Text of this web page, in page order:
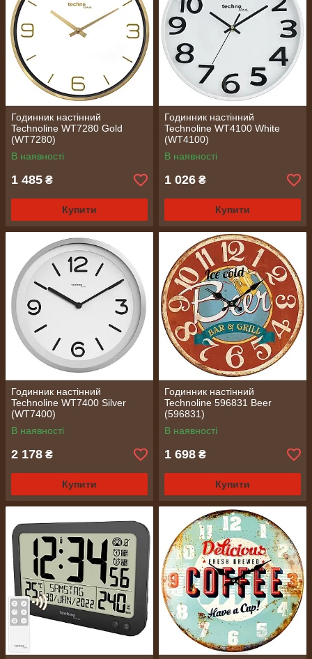
Годинник настінний
Technoline WT7280 Gold
(WT7280)
В наявності
1 485 ₴
Купити
Годинник настінний
Technoline WT4100 White
(WT4100)
В наявності
1 026 ₴
Купити
Годинник настінний
Technoline WT7400 Silver
(WT7400)
В наявності
2 178 ₴
Купити
Годинник настінний
Technoline 596831 Beer
(596831)
В наявності
1 698 ₴
Купити